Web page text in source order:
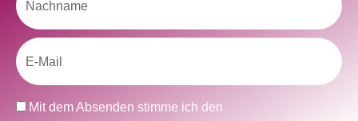
kolitscher.by.biotic
Selbstliebe, Aussöhnung mit der Kindheit, Potenzial entfalten,
glückliche Beziehung-The Master KeyAsha und Marie-Luise
Email
Datenschutz
Mit dem Absenden stimme ich den